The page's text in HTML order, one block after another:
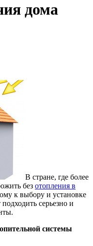
дома
В стране, где более
без отопления в
к выбору и установке
серьезно и
системы